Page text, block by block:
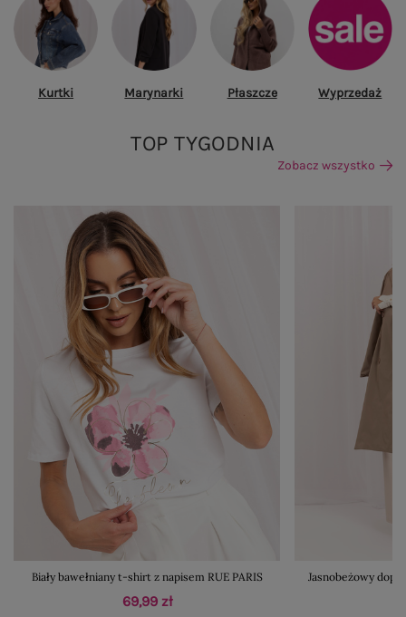
Kurtki Marynarki Płaszcze Wyprzedaż
TOP TYGODNIA
Zobacz wszystko
Biały bawełniany t-shirt z napisem RUE PARIS
69,99 zł
Jasnobeżowy